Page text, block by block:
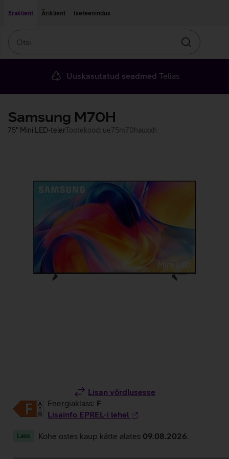
Eraklient
Äriklient Iseteenindus
Otsin
Uuskasutatud seadmed Telias
Samsung M70H
75" Mini LED-telerTootekood: ue75m70hauxxh
Lisan võrdlusesse
Energiaklass: F
Lisainfo EPREL-i lehel
Laos Kohe ostes kaup kätte alates 09.08.2026